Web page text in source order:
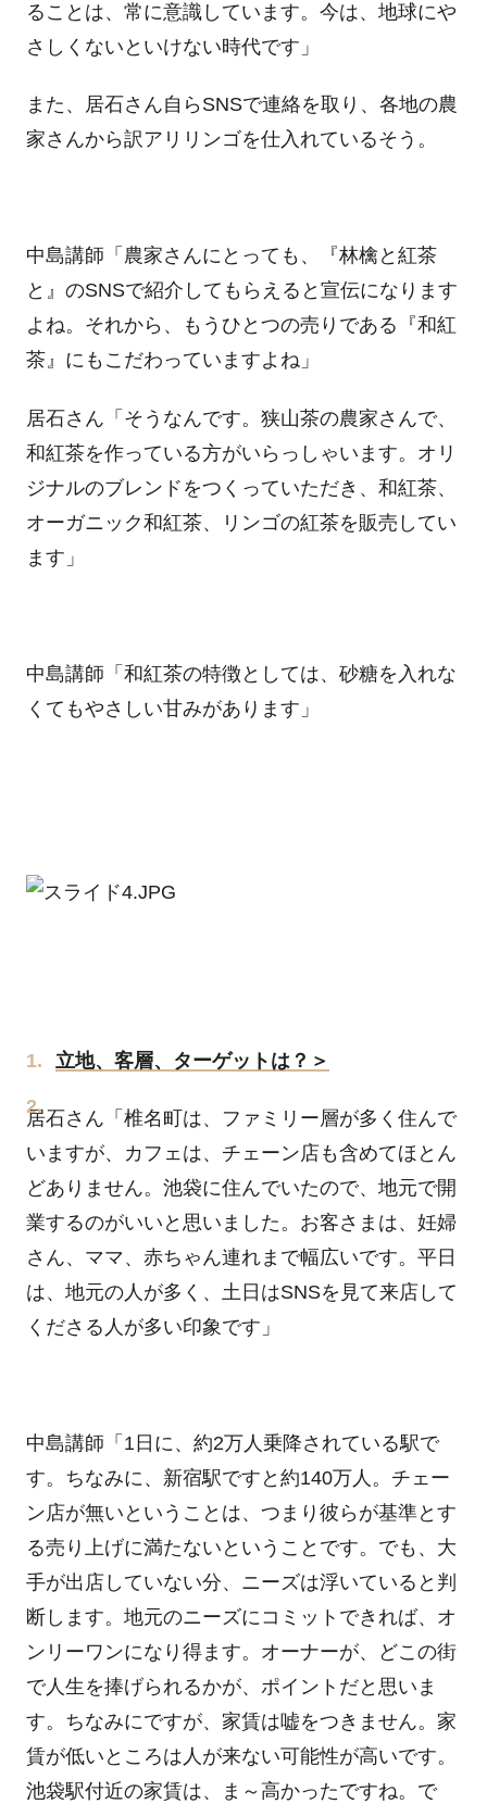
ることは、常に意識しています。今は、地球にや
さしくないといけない時代です」
また、居石さん自らSNSで連絡を取り、各地の農
家さんから訳アリリンゴを仕入れているそう。
中島講師「農家さんにとっても、『林檎と紅茶
と』のSNSで紹介してもらえると宣伝になります
よね。それから、もうひとつの売りである『和紅
茶』にもこだわっていますよね」
居石さん「そうなんです。狭山茶の農家さんで、
和紅茶を作っている方がいらっしゃいます。オリ
ジナルのブレンドをつくっていただき、和紅茶、
オーガニック和紅茶、リンゴの紅茶を販売してい
ます」
中島講師「和紅茶の特徴としては、砂糖を入れな
くてもやさしい甘みがあります」
立地、客層、ターゲットは？＞
居石さん「椎名町は、ファミリー層が多く住んで
いますが、カフェは、チェーン店も含めてほとん
どありません。池袋に住んでいたので、地元で開
業するのがいいと思いました。お客さまは、妊婦
さん、ママ、赤ちゃん連れまで幅広いです。平日
は、地元の人が多く、土日はSNSを見て来店して
くださる人が多い印象です」
中島講師「1日に、約2万人乗降されている駅で
す。ちなみに、新宿駅ですと約140万人。チェー
ン店が無いということは、つまり彼らが基準とす
る売り上げに満たないということです。でも、大
手が出店していない分、ニーズは浮いていると判
断します。地元のニーズにコミットできれば、オ
ンリーワンになり得ます。オーナーが、どこの街
で人生を捧げられるかが、ポイントだと思いま
す。ちなみにですが、家賃は嘘をつきません。家
賃が低いところは人が来ない可能性が高いです。
池袋駅付近の家賃は、ま～高かったですね。で